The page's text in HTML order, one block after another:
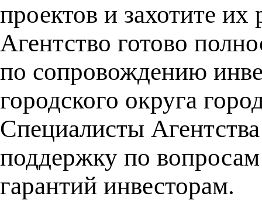
проектов и захотите их
Агентство готово
по сопровождению
городского округа
Специалисты
поддержку по вопросам
гарантий инвесторам.